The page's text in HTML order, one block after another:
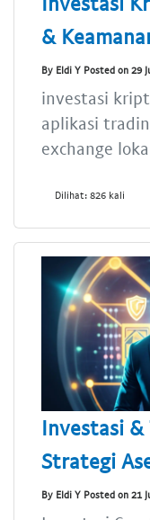
&
By Eldi Y Posted on 29
investasi
aplikasi
exchange
Dilihat: 826 kali
Investasi
Strategi
By Eldi Y Posted on 21